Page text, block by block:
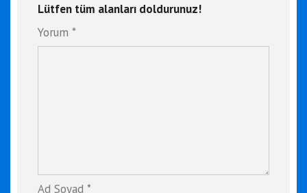
Lütfen tüm alanları doldurunuz!
Yorum *
Ad Soyad *